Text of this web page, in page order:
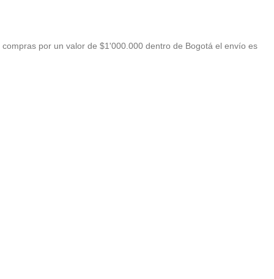
por un valor de $1'000.000 dentro de Bogotá el envío es